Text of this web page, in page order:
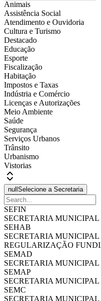
Animais
Assistência Social
Atendimento e Ouvidoria
Cultura e Turismo
Destacado
Educação
Esporte
Fiscalização
Habitação
Impostos e Taxas
Indústria e Comércio
Licenças e Autorizações
Meio Ambiente
Saúde
Segurança
Serviços Urbanos
Trânsito
Urbanismo
Vistorias
null Selecione a Secretaria
SEFIN
SECRETARIA
SEHAB
SECRETARIA
REGULARIZAÇÃO
SEMAD
SECRETARIA
SEMAP
SECRETARIA
SEMC
SECRETARIA